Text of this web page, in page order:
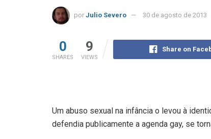
por Julio Severo 30 de agosto de 2013
0
SHARES
9
VIEWS
Share on
Um abuso sexual na infância o levou à
defendia publicamente a agenda gay, se